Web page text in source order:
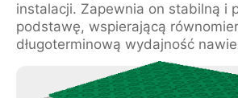
instalacji. Zapewnia on stabilną i
podstawę, wspierającą
długoterminową wydajność